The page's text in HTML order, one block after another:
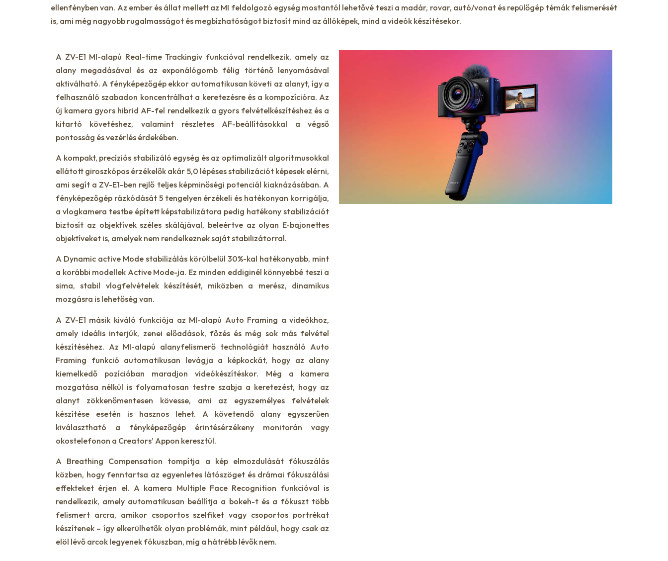
ellenfényben van. Az ember és állat mellett az MI feldolgozó egység mostantól lehetővé teszi a madár, rovar, autó/vonat és repülőgép témák felismerését
is, ami még nagyobb rugalmasságot és megbízhatóságot biztosít mind az állóképek, mind a videók készítésekor.
A ZV-E1 MI-alapú Real-time Trackingiv funkcióval rendelkezik, amely az
alany megadásával és az exponálógomb félig történő lenyomásával
aktiválható. A fényképezőgép ekkor automatikusan követi az alanyt, így a
felhasználó szabadon koncentrálhat a keretezésre és a kompozícióra. Az
új kamera gyors hibrid AF-fel rendelkezik a gyors felvételkészítéshez és a
kitartó követéshez, valamint részletes AF-beállításokkal a végső
pontosság és vezérlés érdekében.
A kompakt, precíziós stabilizáló egység és az optimalizált algoritmusokkal
ellátott giroszkópos érzékelők akár 5,0 lépéses stabilizációt képesek elérni,
ami segít a ZV-E1-ben rejlő teljes képminőségi potenciál kiaknázásában. A
fényképezőgép rázkódását 5 tengelyen érzékeli és hatékonyan korrigálja,
a vlogkamera testbe épített képstabilizátora pedig hatékony stabilizációt
biztosít az objektívek széles skálájával, beleértve az olyan E-bajonettes
objektíveket is, amelyek nem rendelkeznek saját stabilizátorral.
A Dynamic active Mode stabilizálás körülbelül 30%-kal hatékonyabb, mint
a korábbi modellek Active Mode-ja. Ez minden eddiginél könnyebbé teszi a
sima, stabil vlogfelvételek készítését, miközben a merész, dinamikus
mozgásra is lehetőség van.
A ZV-E1 másik kiváló funkciója az MI-alapú Auto Framing a videókhoz,
amely ideális interjúk, zenei előadások, főzés és még sok más felvétel
készítéséhez. Az MI-alapú alanyfelismerő technológiát használó Auto
Framing funkció automatikusan levágja a képkockát, hogy az alany
kiemelkedő pozícióban maradjon videókészítéskor. Még a kamera
mozgatása nélkül is folyamatosan testre szabja a keretezést, hogy az
alanyt zökkenőmentesen kövesse, ami az egyszemélyes felvételek
készítése esetén is hasznos lehet. A követendő alany egyszerűen
kiválasztható a fényképezőgép érintésérzékeny monitorán vagy
okostelefonon a Creators’ Appon keresztül.
A Breathing Compensation tompítja a kép elmozdulását fókuszálás
közben, hogy fenntartsa az egyenletes látószöget és drámai fókuszálási
effekteket érjen el. A kamera Multiple Face Recognition funkcióval is
rendelkezik, amely automatikusan beállítja a bokeh-t és a fókuszt több
felismert arcra, amikor csoportos szelfiket vagy csoportos portrékat
készítenek – így elkerülhetők olyan problémák, mint például, hogy csak az
elöl lévő arcok legyenek fókuszban, míg a hátrébb lévők nem.